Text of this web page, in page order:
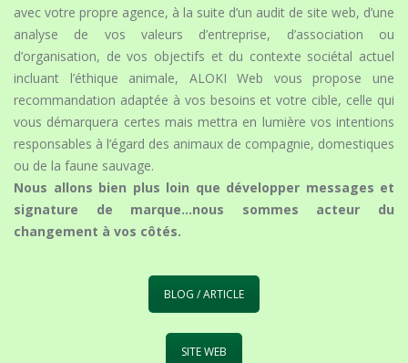
avec votre propre agence, à la suite d’un audit de site web, d’une
analyse de vos valeurs d’entreprise, d’association ou
d’organisation, de vos objectifs et du contexte sociétal actuel
incluant l’éthique animale, ALOKI Web vous propose une
recommandation adaptée à vos besoins et votre cible, celle qui
vous démarquera certes mais mettra en lumière vos intentions
responsables à l’égard des animaux de compagnie, domestiques
ou de la faune sauvage.
Nous allons bien plus loin que développer messages et
signature de marque…nous sommes acteur du
changement à vos côtés.
BLOG / ARTICLE
SITE WEB